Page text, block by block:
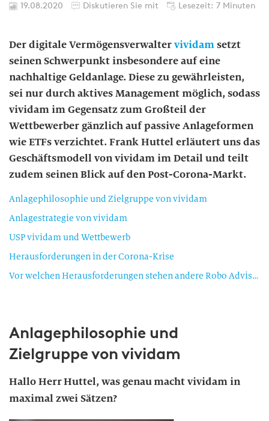
19.08.2020 Diskutieren Sie mit Lesezeit: 7 Minuten
Der digitale Vermögensverwaltervividamsetzt
seinen Schwerpunkt insbesondere auf eine
nachhaltige Geldanlage. Diese zu gewährleisten,
sei nur durch aktives Management möglich, sodass
vividam im Gegensatz zum Großteil der
Wettbewerber gänzlich auf passive Anlageformen
wie ETFs verzichtet. Frank Huttel erläutert uns das
Geschäftsmodell von vividam im Detail und teilt
zudem seinen Blick auf den Post-Corona-Markt.
Anlagephilosophie und Zielgruppe von vividam
Anlagestrategie von vividam
USP vividam und Wettbewerb
Herausforderungen in der Corona-Krise
Vor welchen Herausforderungen stehen andere Robo Advisors aktuell?
Anlagephilosophie und
Zielgruppe von vividam
Hallo Herr Huttel, was genau macht vividam in
maximal zwei Sätzen?